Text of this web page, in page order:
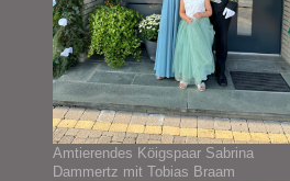
Amtierendes Köigspaar Sabrina
Dammertz mit Tobias Braam